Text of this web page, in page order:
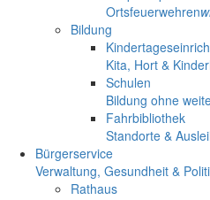
Ortsfeuerwehren
Bildung
Kita, Hort &
Schulen
Bildung ohne
Fahrbibliothek
Standorte &
Bürgerservice
Verwaltung, Gesundheit &
Rathaus